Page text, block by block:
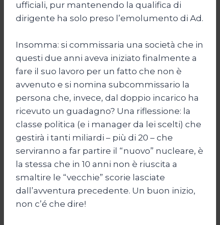
ufficiali, pur mantenendo la qualifica di
dirigente ha solo preso l’emolumento di Ad.
Insomma: si commissaria una società che in
questi due anni aveva iniziato finalmente a
fare il suo lavoro per un fatto che non è
avvenuto e si nomina subcommissario la
persona che, invece, dal doppio incarico ha
ricevuto un guadagno? Una riflessione: la
classe politica (e i manager da lei scelti) che
gestirà i tanti miliardi – più di 20 – che
serviranno a far partire il “nuovo” nucleare, è
la stessa che in 10 anni non è riuscita a
smaltire le “vecchie” scorie lasciate
dall’avventura precedente. Un buon inizio,
non c’é che dire!